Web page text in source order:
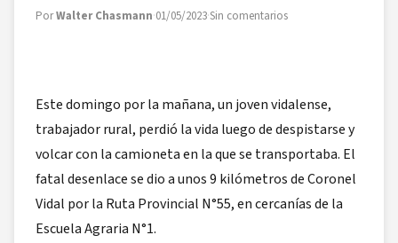
PorWalter Chasmann·01/05/2023·Sin comentarios
Este domingo por la mañana, un joven vidalense,
trabajador rural, perdió la vida luego de despistarse y
volcar con la camioneta en la que se transportaba. El
fatal desenlace se dio a unos 9 kilómetros de Coronel
Vidal por la Ruta Provincial N°55, en cercanías de la
Escuela Agraria N°1.